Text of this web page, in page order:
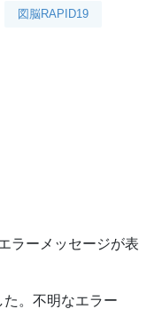
図脳RAPID19
ラーメッセージが表
。不明なエラー